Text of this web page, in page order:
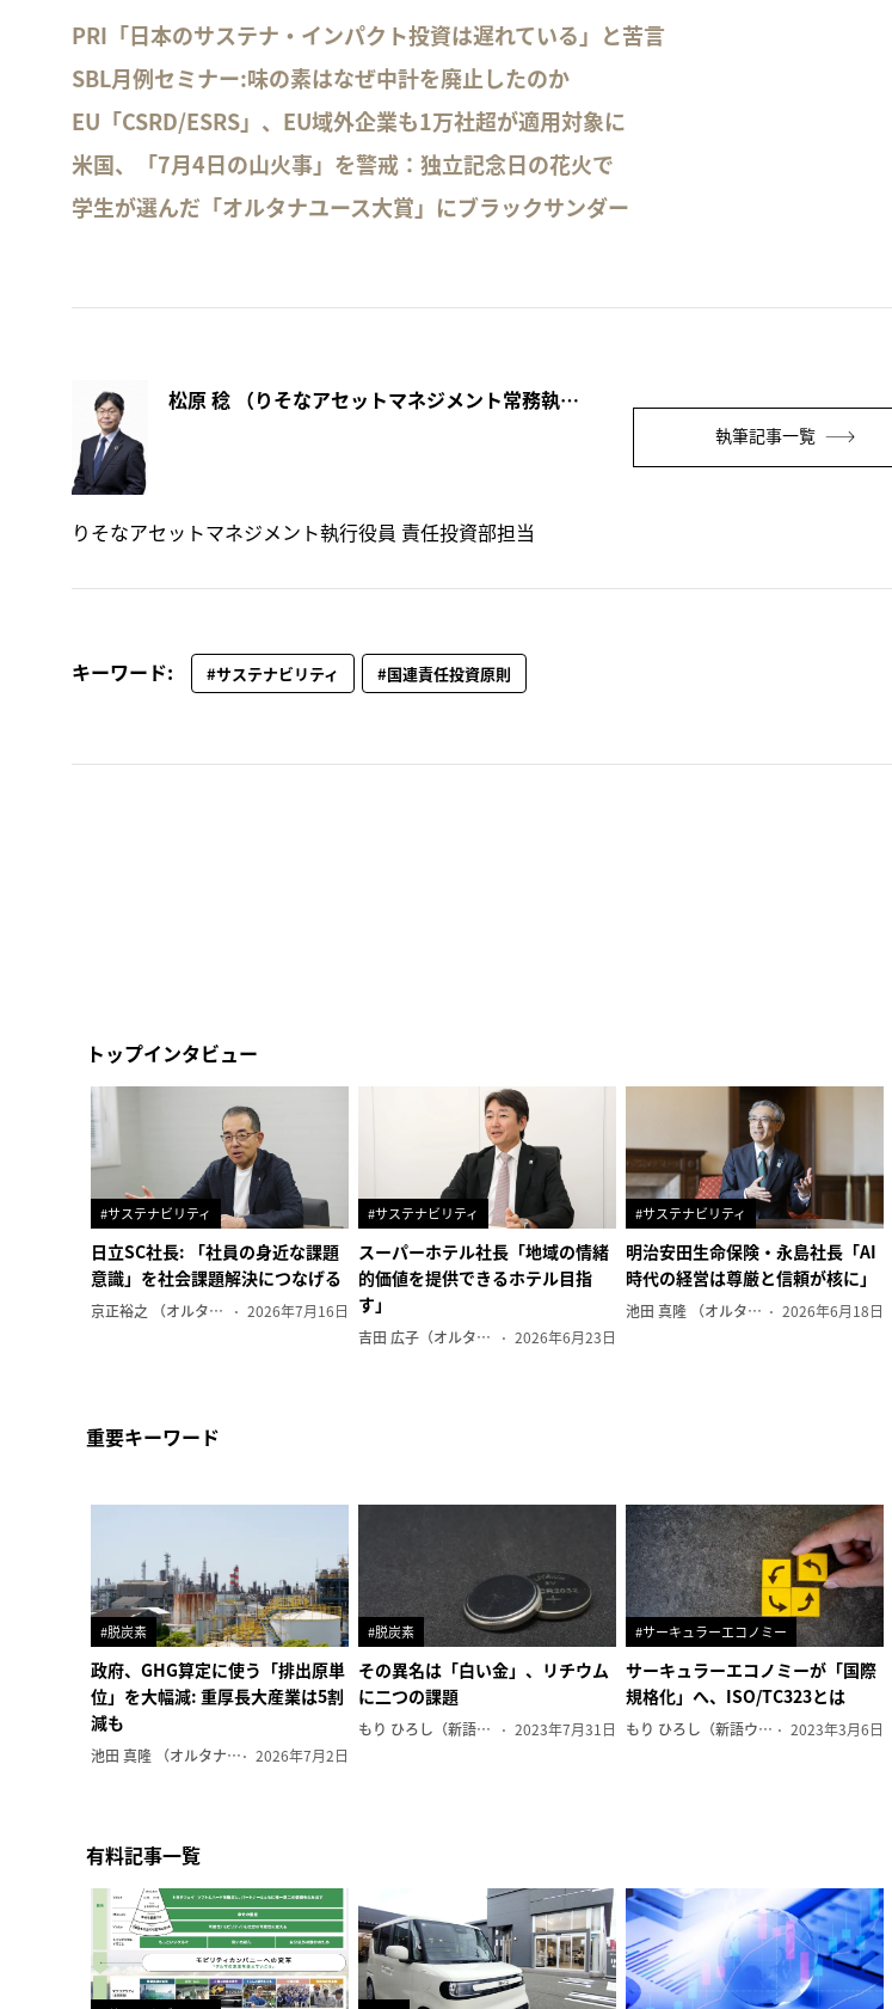
PRI「日本のサステナ・インパクト投資は遅れている」と苦言
SBL月例セミナー:味の素はなぜ中計を廃止したのか
EU「CSRD/ESRS」、EU域外企業も1万社超が適用対象に
米国、「7月4日の山火事」を警戒：独立記念日の花火で
学生が選んだ「オルタナユース大賞」にブラックサンダー
松原 稔 （りそなアセットマネジメント常務執行役員）
執筆記事一覧
りそなアセットマネジメント執行役員 責任投資部担当
キーワード: #サステナビリティ #国連責任投資原則
トップインタビュー
#サステナビリティ
日立SC社長: 「社員の身近な課題
意識」を社会課題解決につなげる
京正裕之 （オルタナ副編集長） 2026年7月16日
#サステナビリティ
スーパーホテル社長「地域の情緒
的価値を提供できるホテル目指
す」
吉田 広子（オルタナ輪番編集長） 2026年6月23日
#サステナビリティ
明治安田生命保険・永島社長「AI
時代の経営は尊厳と信頼が核に」
池田 真隆 （オルタナ輪番編集長） 2026年6月18日
重要キーワード
#脱炭素
政府、GHG算定に使う「排出原単
位」を大幅減: 重厚長大産業は5割
減も
池田 真隆 （オルタナ輪番編集長） 2026年7月2日
#脱炭素
その異名は「白い金」、リチウム
に二つの課題
もり ひろし（新語ウォッチャー） 2023年7月31日
#サーキュラーエコノミー
サーキュラーエコノミーが「国際
規格化」へ、ISO/TC323とは
もり ひろし（新語ウォッチャー） 2023年3月6日
有料記事一覧